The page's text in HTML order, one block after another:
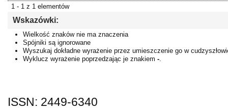
1 - 1 z 1 elementów
Wskazówki:
Wielkość znaków nie ma znaczenia
Spójniki są ignorowane
Wyszukaj dokładne wyrażenie przez umieszczenie go w
Wyklucz wyrażenie poprzedzając je znakiem -.
ISSN: 2449-6340